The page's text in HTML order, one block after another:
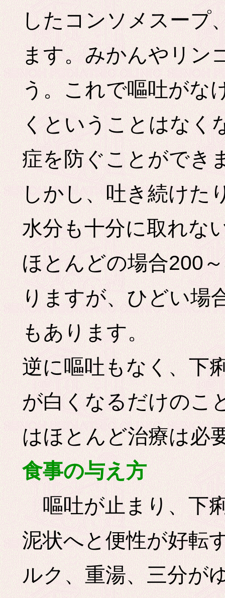
したコンソメスープ
ます。みかんやリン
う。これで嘔吐がな
くということはなく
症を防ぐことができ
しかし、吐き続けた
水分も十分に取れな
ほとんどの場合200
りますが、ひどい場
もあります。
逆に嘔吐もなく、下
が白くなるだけのこ
はほとんど治療は必
食事の与え方
嘔吐が止まり、下
泥状へと便性が好転
ルク、重湯、三分が